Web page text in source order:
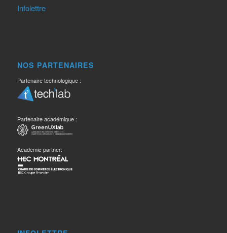
Infolettre
NOS PARTENAIRES
Partenaire technologique :
Partenaire académique :
Academic partner: